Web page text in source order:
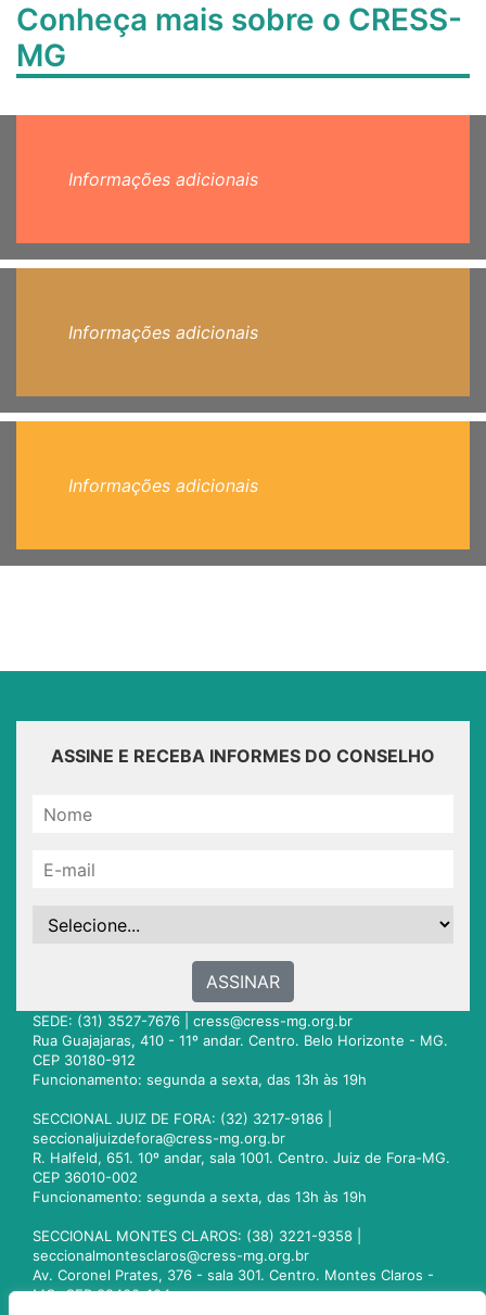
Conheça mais sobre o CRESS-
MG
Informações adicionais
Informações adicionais
Informações adicionais
ASSINE E RECEBA INFORMES DO CONSELHO
ASSINAR
SEDE: (31) 3527-7676 | cress@cress-mg.org.br
Rua Guajajaras, 410 - 11º andar. Centro. Belo Horizonte - MG.
CEP 30180-912
Funcionamento: segunda a sexta, das 13h às 19h
SECCIONAL JUIZ DE FORA: (32) 3217-9186 |
seccionaljuizdefora@cress-mg.org.br
R. Halfeld, 651. 10º andar, sala 1001. Centro. Juiz de Fora-MG.
CEP 36010-002
Funcionamento: segunda a sexta, das 13h às 19h
SECCIONAL MONTES CLAROS: (38) 3221-9358 |
seccionalmontesclaros@cress-mg.org.br
Av. Coronel Prates, 376 - sala 301. Centro. Montes Claros -
MG. CEP 39400-104